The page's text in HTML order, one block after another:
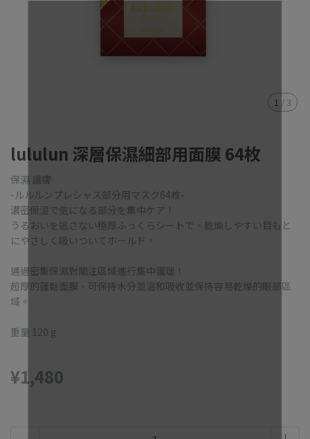
1 / 3
lululun 深層保濕細部用面膜 64枚
保濕 護膚
-ルルルンプレシャス部分用マスク64枚-
濃密保湿で気になる部分を集中ケア！
うるおいを逃さない極厚ふっくらシートで、乾燥しやすい目もと
にやさしく吸いついてホールド。
通過密集保濕對關注區域進行集中護理！
超厚的蓬鬆面膜，可保持水分並溫和吸收並保持容易乾燥的眼部區
域。
重量 120 g
¥1,480